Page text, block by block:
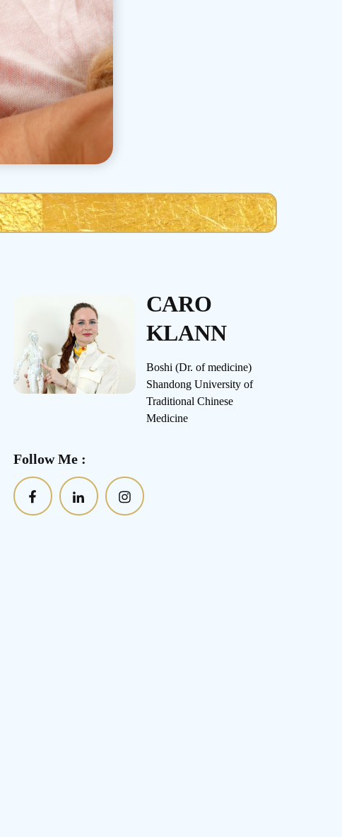
CARO
KLANN
Boshi (Dr. of medicine)
Shandong University of
Traditional Chinese
Medicine
Follow Me :